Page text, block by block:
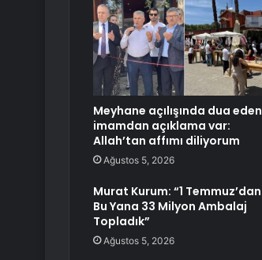
Meyhane açılışında dua eden
imamdan açıklama var:
Allah’tan affımı diliyorum
Ağustos 5, 2026
Murat Kurum: “1 Temmuz’dan
Bu Yana 33 Milyon Ambalaj
Topladık”
Ağustos 5, 2026